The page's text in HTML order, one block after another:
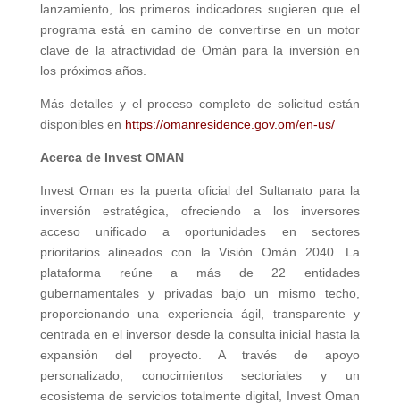
lanzamiento, los primeros indicadores sugieren que el
programa está en camino de convertirse en un motor
clave de la atractividad de Omán para la inversión en
los próximos años.
Más detalles y el proceso completo de solicitud están
disponibles en https://omanresidence.gov.om/en-us/
Acerca de Invest OMAN
Invest Oman es la puerta oficial del Sultanato para la
inversión estratégica, ofreciendo a los inversores
acceso unificado a oportunidades en sectores
prioritarios alineados con la Visión Omán 2040. La
plataforma reúne a más de 22 entidades
gubernamentales y privadas bajo un mismo techo,
proporcionando una experiencia ágil, transparente y
centrada en el inversor desde la consulta inicial hasta la
expansión del proyecto. A través de apoyo
personalizado, conocimientos sectoriales y un
ecosistema de servicios totalmente digital, Invest Oman